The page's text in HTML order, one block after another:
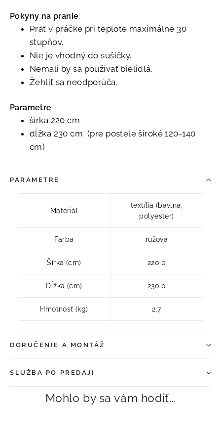
Pokyny na pranie:
Prať v práčke pri teplote maximálne 30
stupňov.
Nie je vhodný do sušičky.
Nemali by sa používať bielidlá.
Žehliť sa neodporúča.
Parametre
šírka 220 cm
dĺžka 230 cm (pre postele široké 120-140
cm)
PARAMETRE
Materiál
textília (bavlna,
polyester)
Farba ružová
Šírka (cm) 220.0
Dĺžka (cm) 230.0
Hmotnosť (kg) 2.7
DORUČENIE A MONTÁŽ
SLUŽBA PO PREDAJI
Mohlo by sa vám hodiť...